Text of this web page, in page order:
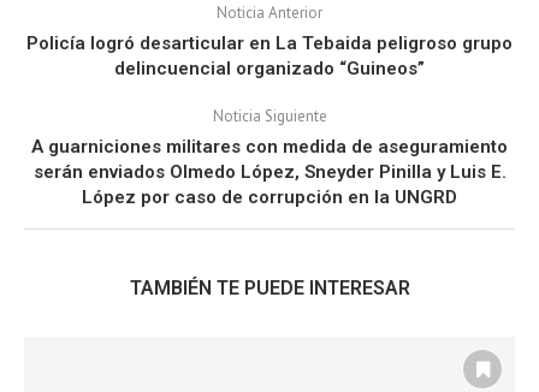
Noticia Anterior
Policía logró desarticular en La Tebaida peligroso grupo
delincuencial organizado “Guineos”
Noticia Siguiente
A guarniciones militares con medida de aseguramiento
serán enviados Olmedo López, Sneyder Pinilla y Luis E.
López por caso de corrupción en la UNGRD
TAMBIÉN TE PUEDE INTERESAR